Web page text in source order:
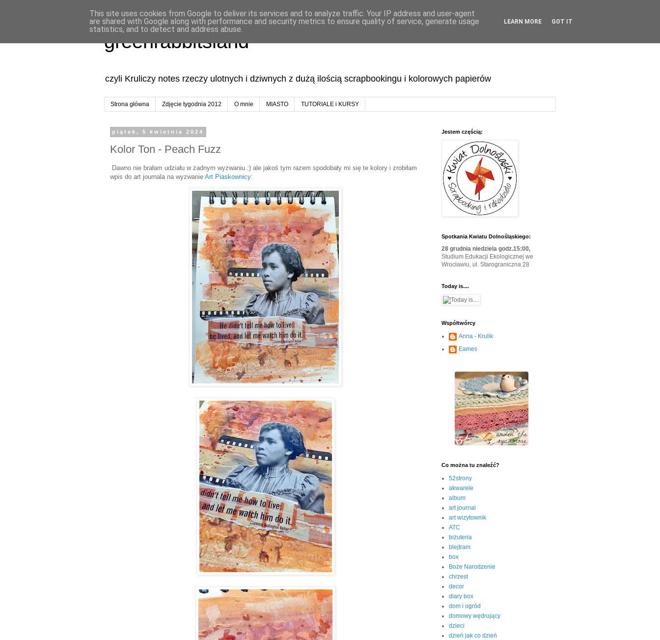
greenrabbitsland
czyli Kruliczy notes rzeczy ulotnych i dziwnych z dużą ilością scrapbookingu i kolorowych papierów
Strona główna Zdjęcie tygodnia 2012 O mnie MIASTO TUTORIALE i KURSY
piątek, 5 kwietnia 2024
Kolor Ton - Peach Fuzz
Dawno nie brałam udziału w żadnym wyzwaniu :) ale jakoś tym razem spodobały mi się te kolory i zrobiłam
wpis do art journala na wyzwanie Art Piaskownicy:
Jestem częścią:
Spotkania Kwiatu Dolnośląskiego:
28 grudnia niedziela godz.15:00,
Studium Edukacji Ekologicznej we
Wrocławiu, ul. Starograniczna 28
Today is....
Współtwórcy
Anna - Krulik
Eames
Co można tu znaleźć?
52strony
akwarele
album
art journal
art wizytownik
ATC
biżuteria
blejtram
box
Boże Narodzenie
chrzest
decor
diary box
dom i ogród
domowy wędrujący
dzieci
dzień jak co dzień
This site uses cookies from Google to deliver its services and to analyze traffic. Your IP address and user-agent
are shared with Google along with performance and security metrics to ensure quality of service, generate usage
statistics, and to detect and address abuse.
LEARN MORE GOT IT